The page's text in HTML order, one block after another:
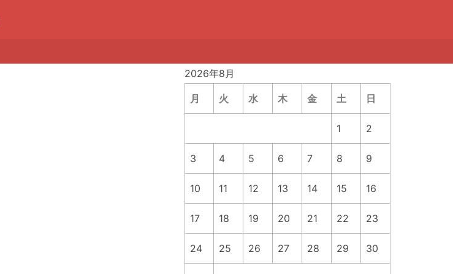
2026年8月
月 火 水 木 金 土 日
1 2
3 4 5 6 7 8 9
10 11 12 13 14 15 16
17 18 19 20 21 22 23
24 25 26 27 28 29 30